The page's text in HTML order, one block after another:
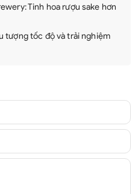
Tinh hoa rượu sake hơn
tượng tốc độ và trải nghiệm